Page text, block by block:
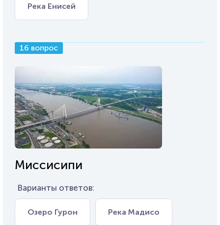
Река Енисей
16 вопрос
Миссисипи
Варианты ответов:
Озеро Гурон Река Мадисо